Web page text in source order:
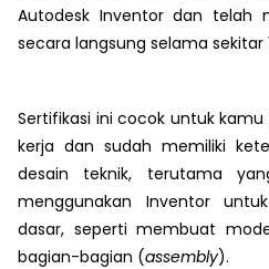
Autodesk Inventor dan telah
secara langsung selama sekitar
Sertifikasi ini cocok untuk
kerja dan sudah memiliki
desain teknik, terutama
menggunakan Inventor
dasar, seperti membuat
bagian-bagian (assembly).